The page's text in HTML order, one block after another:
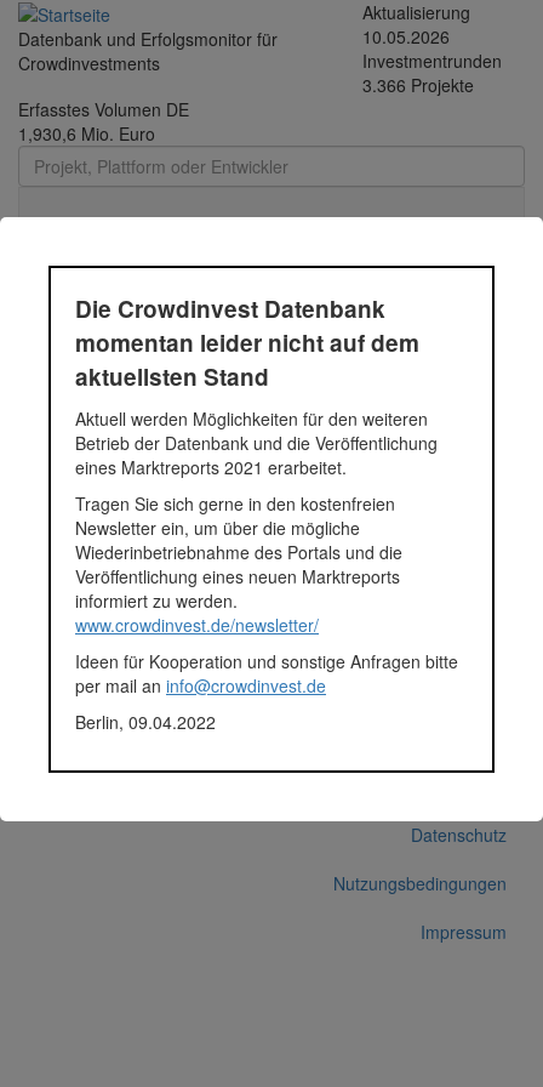
Direkt zum Inhalt
Datenbank und Erfolgsmonitor für
Crowdinvestments
Aktualisierung
10.05.2026
Investmentrunden
3.366 Projekte
Erfasstes Volumen DE
1,930,6 Mio. Euro
Toggle
Müllenhoffpark
Neubau: 6 Eigentumswo. und 2 Doppelhäusern
Fundingsumme
1.165.556 Euro
Finanziert in
2016
Segment
Immobilien
Anlagestatus
Zurückgezahlt
Plattform
Exporo
Projektentwickler
MAUS Development GmbH
Notizen
(Abruf am am 16.02.2018):
Korrekturen / Updates übermitteln
Alle Angaben ohne Gewähr auf Vollständigkeit und Richtigkeit.
Datenschutz
Nutzungsbedingungen
Impressum
Die Crowdinvest Datenbank
momentan leider nicht auf dem
aktuellsten Stand
Aktuell werden Möglichkeiten für den weiteren
Betrieb der Datenbank und die Veröffentlichung
eines Marktreports 2021 erarbeitet.
Tragen Sie sich gerne in den kostenfreien
Newsletter ein, um über die mögliche
Wiederinbetriebnahme des Portals und die
Veröffentlichung eines neuen Marktreports
informiert zu werden.
www.crowdinvest.de/newsletter/
Ideen für Kooperation und sonstige Anfragen bitte
per mail an info@crowdinvest.de
Berlin, 09.04.2022